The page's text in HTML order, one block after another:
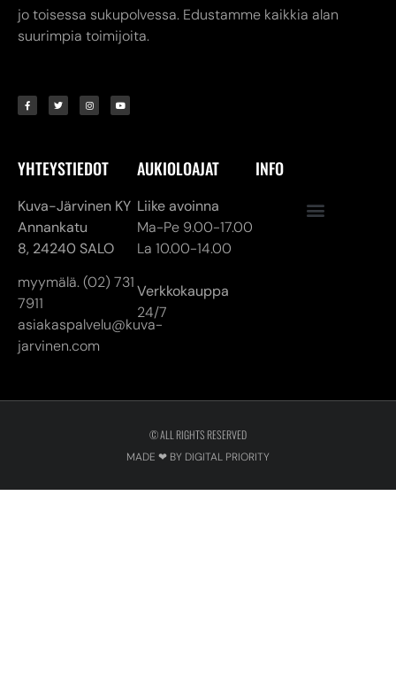
jo toisessa sukupolvessa. Edustamme kaikkia alan
suurimpia toimijoita.
YHTEYSTIEDOT
Kuva-Järvinen KY
Annankatu
8, 24240 SALO
myymälä. (02) 731
7911
asiakaspalvelu@kuva-
jarvinen.com
AUKIOLOAJAT
Liike avoinna
Ma-Pe 9.00-17.00
La 10.00-14.00
Verkkokauppa
24/7
INFO
© ALL RIGHTS RESERVED
MADE ❤ BY DIGITAL PRIORITY